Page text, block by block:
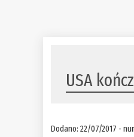
​USA
Dodano: 22/07/2017 -